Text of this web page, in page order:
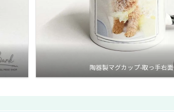
陶器製マグカップ-取っ手右面